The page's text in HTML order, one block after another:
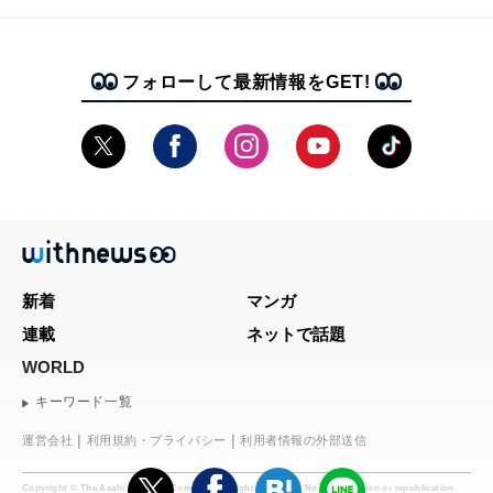
フォローして最新情報をGET!
Copyright © The Asahi Shimbun Company. All rights reserved. No reproduction or republication
新着
マンガ
連載
ネットで話題
WORLD
キーワード一覧
運営会社 利用規約・プライバシー 利用者情報の外部送信